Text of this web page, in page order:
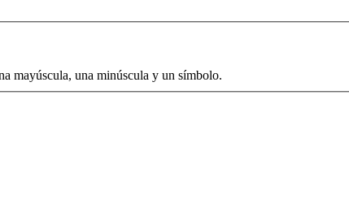
mayúscula, una minúscula y un símbolo.